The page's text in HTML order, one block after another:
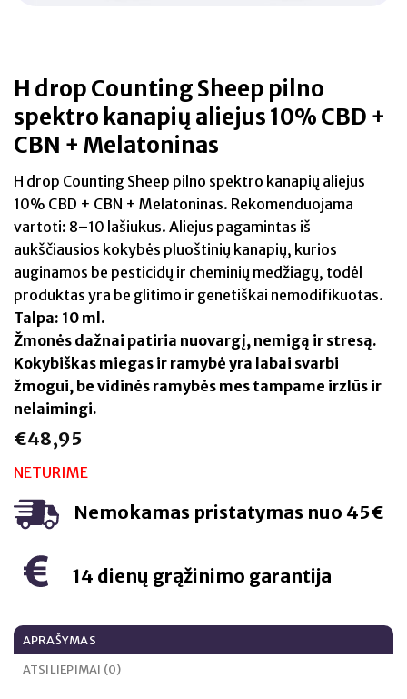
H drop Counting Sheep pilno
spektro kanapių aliejus 10% CBD +
CBN + Melatoninas
H drop Counting Sheep pilno spektro kanapių aliejus
10% CBD + CBN + Melatoninas. Rekomenduojama
vartoti: 8–10 lašiukus. Aliejus pagamintas iš
aukščiausios kokybės pluoštinių kanapių, kurios
auginamos be pesticidų ir cheminių medžiagų, todėl
produktas yra be glitimo ir genetiškai nemodifikuotas.
Talpa: 10 ml.
Žmonės dažnai patiria nuovargį, nemigą ir stresą.
Kokybiškas miegas ir ramybė yra labai svarbi
žmogui, be vidinės ramybės mes tampame irzlūs ir
nelaimingi.
€48,95
NETURIME
Nemokamas pristatymas nuo 45€
14 dienų grąžinimo garantija
APRAŠYMAS
ATSILIEPIMAI (0)